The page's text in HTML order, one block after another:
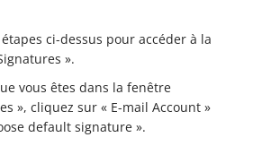
ci-dessus pour accéder à la
».
vous êtes dans la fenêtre
», cliquez sur « E-mail Account »
default signature ».